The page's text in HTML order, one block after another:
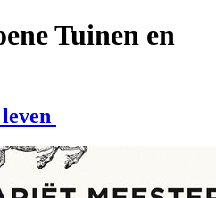
Tuinen en